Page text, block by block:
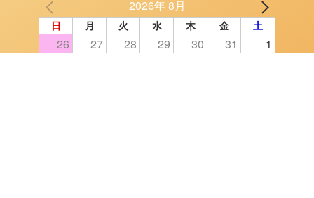
2026年 8月
日 月 火 水 木 金 土
26 27 28 29 30 31 1